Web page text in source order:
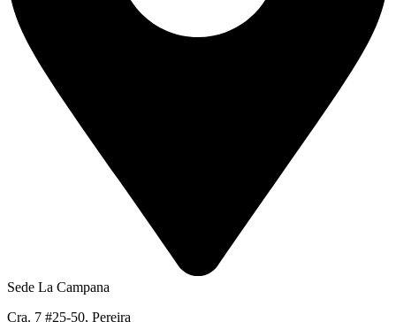
Sede La Campana
Cra. 7 #25-50, Pereira